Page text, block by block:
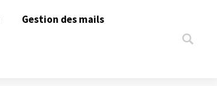
Gestion des mails
Search: